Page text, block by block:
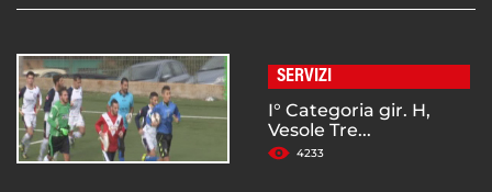
SERVIZI
I° Categoria gir. H,
Vesole Tre...
4233